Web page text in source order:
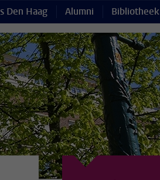
Den Haag Alumni Bibliotheek